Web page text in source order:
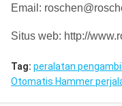
Email:
Situs web: http://
Tag: peralatan
Otomatis Hammer